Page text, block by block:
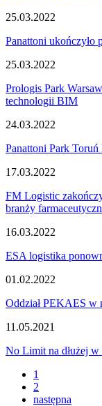
25.03.2022
Panattoni
25.03.2022
Prologis Park
technologii BIM
24.03.2022
Panattoni Park
17.03.2022
FM Logistic
branży
16.03.2022
ESA logistika
01.02.2022
Oddział PEKAES
11.05.2021
No Limit na dłużej
1
2
następna